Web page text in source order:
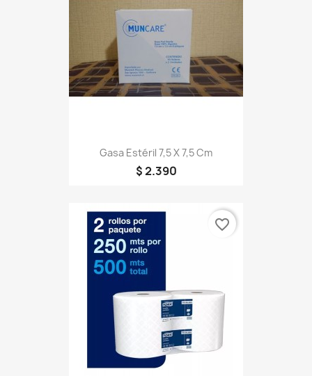
Gasa Estéril 7,5 X 7,5 Cm
$ 2.390
favorite_border